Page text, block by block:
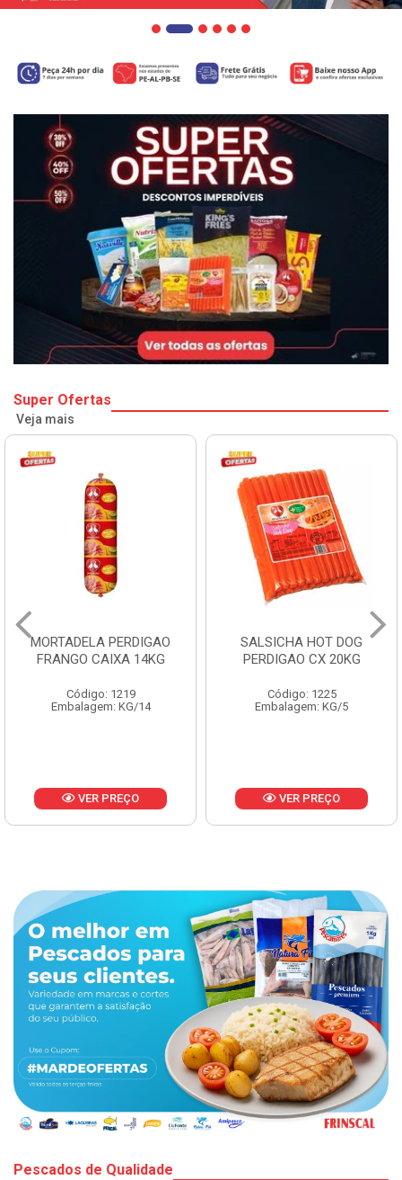
Super Ofertas
Veja mais
MORTADELA PERDIGAO
FRANGO CAIXA 14KG
Código: 1219
Embalagem: KG/14
VER PREÇO
SALSICHA HOT DOG
PERDIGAO CX 20KG
Código: 1225
Embalagem: KG/5
VER PREÇO
Pescados de Qualidade